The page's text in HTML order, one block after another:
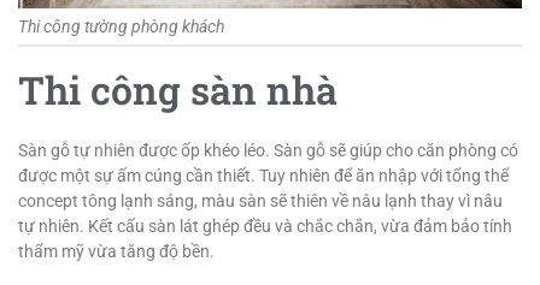
Thi công tường phòng khách
Thi công sàn nhà
Sàn gỗ tự nhiên được ốp khéo léo. Sàn gỗ sẽ giúp cho căn phòng có
được một sự ấm cúng cần thiết. Tuy nhiên để ăn nhập với tổng thể
concept tông lạnh sáng, màu sàn sẽ thiên về nâu lạnh thay vì nâu
tự nhiên. Kết cấu sàn lát ghép đều và chắc chắn, vừa đảm bảo tính
thẩm mỹ vừa tăng độ bền.